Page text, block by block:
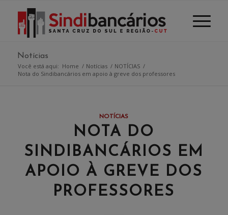
Notícias
Você está aqui: Home / Notícias / NOTÍCIAS /
Nota do Sindibancários em apoio à greve dos professores
NOTÍCIAS
NOTA DO
SINDIBANCÁRIOS EM
APOIO À GREVE DOS
PROFESSORES